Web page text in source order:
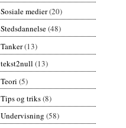
Sosiale medier(20)
Stedsdannelse(48)
Tanker(13)
tekst2null (13)
Teori (5)
Tips og triks(8)
Undervisning (58)